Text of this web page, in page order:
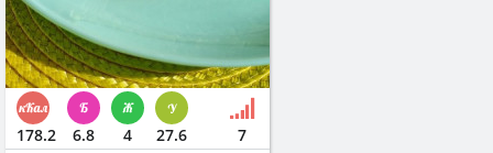
178.2 6.8 4 27.6 7